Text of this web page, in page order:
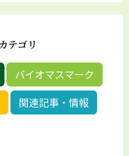
カテゴリ
バイオマスマーク
関連記事・情報